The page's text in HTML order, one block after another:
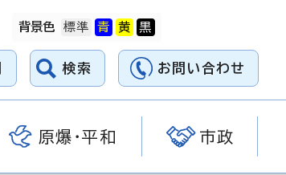
背景色
検索 お問い合わせ
原爆・平和 市政